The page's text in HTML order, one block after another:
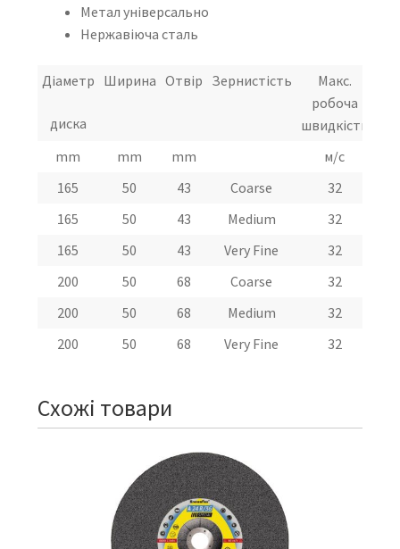
Метал універсально
Нержавіюча сталь
Діаметр
диска
Ширина Отвір Зернистість
Макс.
робоча
швидкість
mm mm mm м/с
165
50 43 Coarse 32
165
50 43 Medium 32
165
50 43 Very Fine 32
200
50 68 Coarse 32
200
50 68 Medium 32
200
50 68 Very Fine 32
Схожі товари